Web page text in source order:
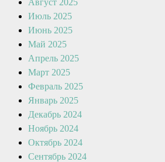
Август 2025
Июль 2025
Июнь 2025
Май 2025
Апрель 2025
Март 2025
Февраль 2025
Январь 2025
Декабрь 2024
Ноябрь 2024
Октябрь 2024
Сентябрь 2024